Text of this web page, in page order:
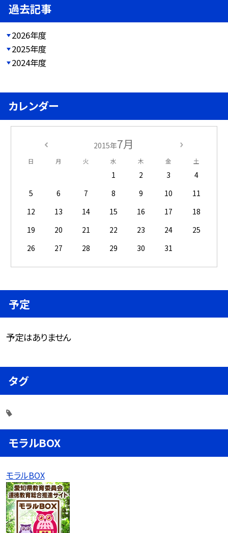
過去記事
2026年度
2025年度
2024年度
カレンダー
2015年7月
日 月 火 水 木 金 土
1 2 3
4
5
6 7 8 9 10
11
12
13 14 15 16 17
18
19
20 21 22 23 24
25
26
27 28 29 30 31
予定
予定はありません
タグ
モラルBOX
モラルBOX